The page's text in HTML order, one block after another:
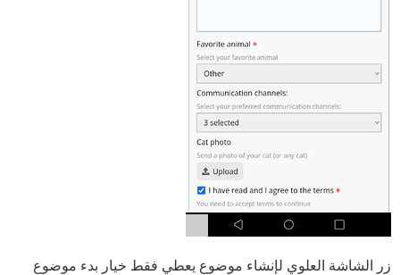
زر الشاشة العلوي لإنشاء موضوع يعطي فقط خيار بدء موضوع